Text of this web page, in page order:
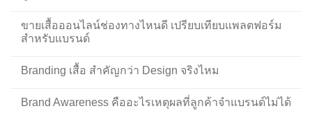
ขายเสื้อออนไลน์ช่องทางไหนดี เปรียบเทียบแพลตฟอร์ม
สำหรับแบรนด์
Branding เสื้อ สำคัญกว่า Design จริงไหม
Brand Awareness คืออะไรเหตุผลที่ลูกค้าจำแบรนด์ไม่ได้